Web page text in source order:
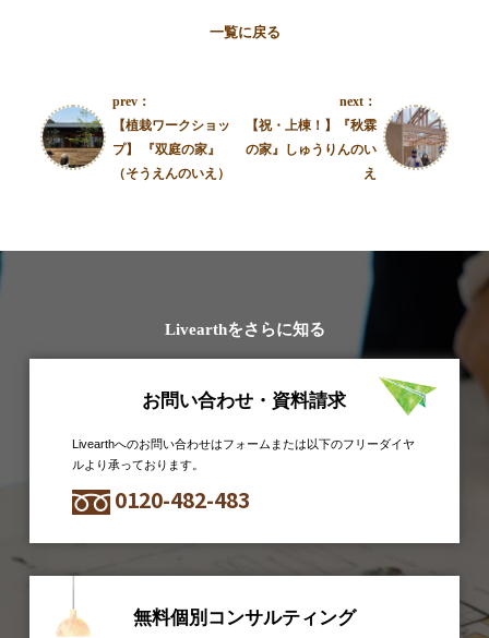
一覧に戻る
prev：
【植栽ワークショッ
プ】 『双庭の家』
（そうえんのいえ）
next：
【祝・上棟！】『秋霖
の家』しゅうりんのい
え
Livearthをさらに知る
お問い合わせ・資料請求
Livearthへのお問い合わせはフォームまたは以下のフリーダイヤ
ルより承っております。
0120-482-483
無料個別コンサルティング